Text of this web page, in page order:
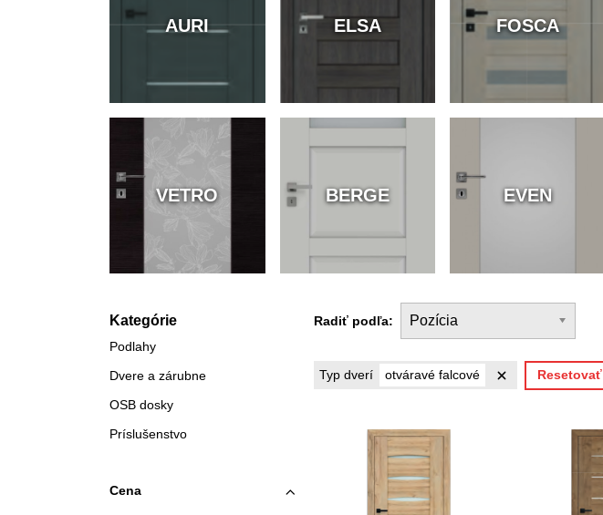
AURI ELSA FOSCA
VETRO BERGE EVEN
Radiť podľa: Pozícia
Typ dverí otváravé falcové Resetovať
Kategórie
Podlahy
Dvere a zárubne
OSB dosky
Príslušenstvo
Cena